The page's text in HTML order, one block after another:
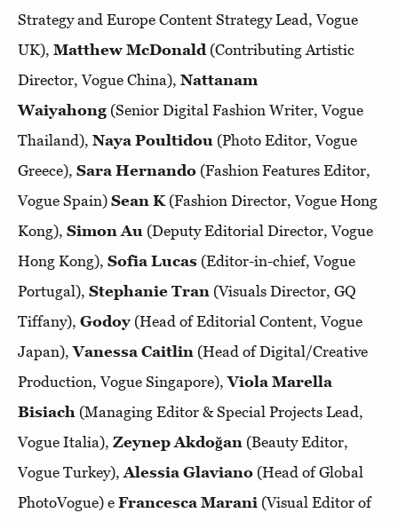
Strategy and Europe Content Strategy Lead, Vogue
UK), Matthew McDonald(Contributing Artistic
Director, Vogue China), Nattanam
Waiyahong (Senior Digital Fashion Writer, Vogue
Thailand), Naya Poultidou (Photo Editor, Vogue
Greece), Sara Hernando (Fashion Features Editor,
Vogue Spain) Sean K(Fashion Director, Vogue Hong
Kong), Simon Au (Deputy Editorial Director, Vogue
Hong Kong), Sofia Lucas (Editor-in-chief, Vogue
Portugal), Stephanie Tran (Visuals Director, GQ
Tiffany), Godoy (Head of Editorial Content, Vogue
Japan),Vanessa Caitlin (Head of Digital/Creative
Production, Vogue Singapore),Viola Marella
Bisiach (Managing Editor & Special Projects Lead,
Vogue Italia), Zeynep Akdoğan (Beauty Editor,
Vogue Turkey),Alessia Glaviano (Head of Global
PhotoVogue) e Francesca Marani (Visual Editor of